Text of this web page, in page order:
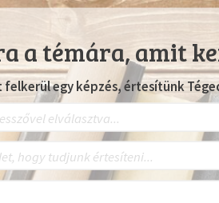
a témára, amit
felkerül egy képzés, értesítünk